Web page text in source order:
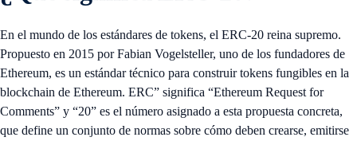
En el mundo de los estándares de tokens, el ERC-20 reina supremo.
Propuesto en 2015 por Fabian Vogelsteller, uno de los fundadores de
Ethereum, es un estándar técnico para construir tokens fungibles en la
blockchain de Ethereum. ERC” significa “Ethereum Request for
Comments” y “20” es el número asignado a esta propuesta concreta,
que define un conjunto de normas sobre cómo deben crearse, emitirse